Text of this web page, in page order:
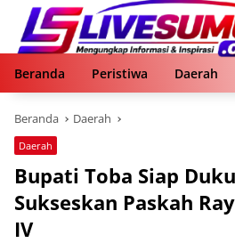
Langsung
konten
Beranda
Peristiwa Daerah
Beranda Daerah
Daerah
Bupati Toba Siap
Sukseskan Paskah
IV